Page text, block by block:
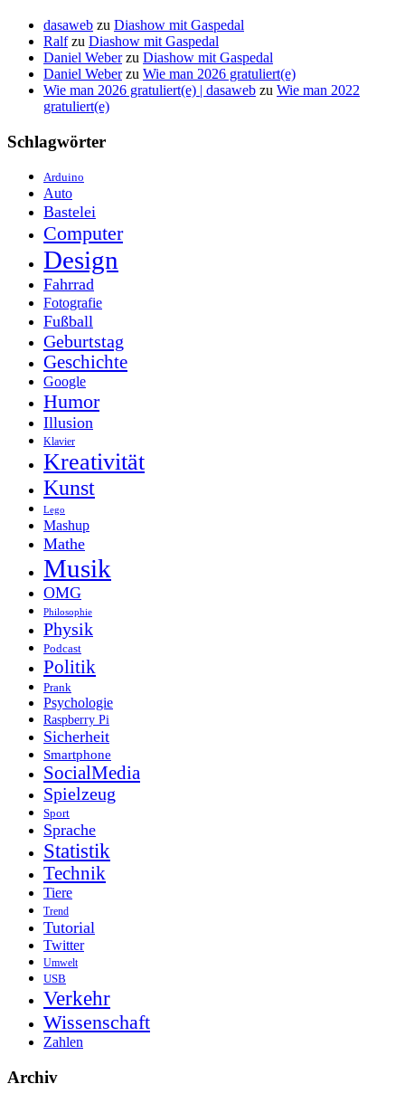
dasaweb zu Diashow mit Gaspedal
Ralfzu Diashow mit Gaspedal
Daniel Weberzu Diashow mit Gaspedal
Daniel Weberzu Wie man 2026 gratuliert(e)
Wie man 2026 gratuliert(e) | dasaweb zu Wie man 2022
gratuliert(e)
Schlagwörter
Arduino
Auto
Bastelei
Computer
Design
Fahrrad
Fotografie
Fußball
Geburtstag
Geschichte
Google
Humor
Illusion
Klavier
Kreativität
Kunst
Lego
Mashup
Mathe
Musik
OMG
Philosophie
Physik
Podcast
Politik
Prank
Psychologie
Raspberry Pi
Sicherheit
Smartphone
SocialMedia
Spielzeug
Sport
Sprache
Statistik
Technik
Tiere
Trend
Tutorial
Twitter
Umwelt
USB
Verkehr
Wissenschaft
Zahlen
Archiv